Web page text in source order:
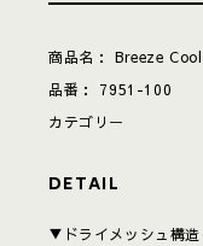
商品名：
Breeze
品番：
7951-100
カテゴリー
DETAIL
▼ドライメッシュ構造